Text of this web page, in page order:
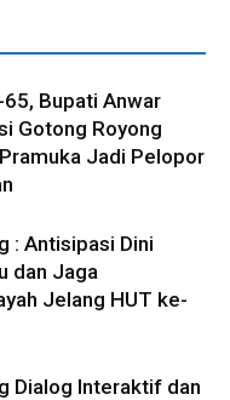
Bupati Anwar
Gotong Royong
Jadi Pelopor
: Antisipasi Dini
dan Jaga
Jelang HUT ke-
Dialog Interaktif dan